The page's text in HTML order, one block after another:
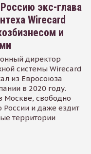
экс-глава
Wirecard
и
директор
системы Wirecard
из Евросоюза
в 2020 году.
Москве, свободно
и даже ездит
территории